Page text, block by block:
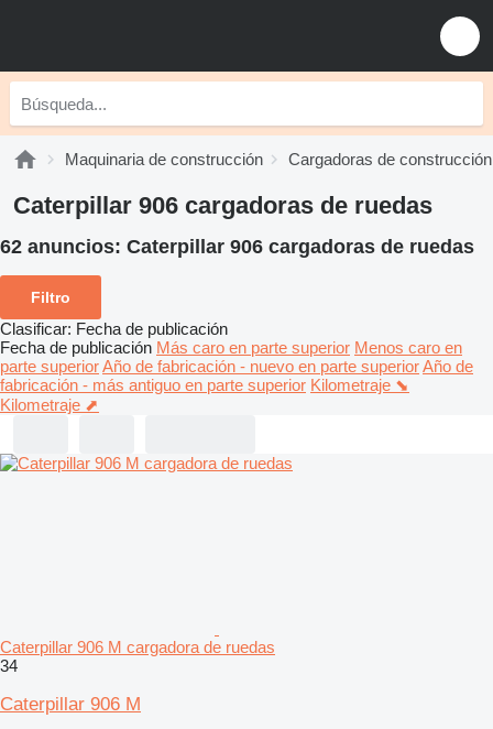
Maquinaria de construcción Cargadoras de construcción
Caterpillar 906 cargadoras de ruedas
62 anuncios: Caterpillar 906 cargadoras de ruedas
Filtro
Clasificar: Fecha de publicación
Fecha de publicación Más caro en parte superior Menos caro en
parte superiorAño de fabricación - nuevo en parte superiorAño de
fabricación - más antiguo en parte superior Kilometraje ⬊
Kilometraje ⬈
Caterpillar 906 M cargadora de ruedas
34
Caterpillar 906 M